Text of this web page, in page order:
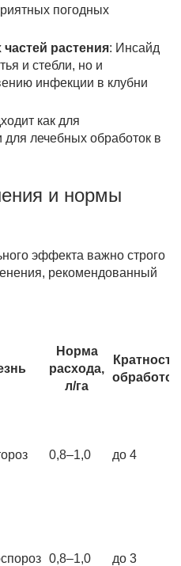
погодных
растения: Инсайд
и стебли, но и
инфекции в клубни
как для
для лечебных обработок в
и нормы
эффекта важно строго
рекомендованный
Норма
расхода,
л/га
Кратность
обработок
0,8–1,0 до 4
0,8–1,0 до 3